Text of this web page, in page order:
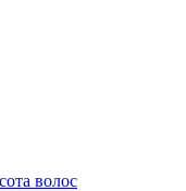
волос